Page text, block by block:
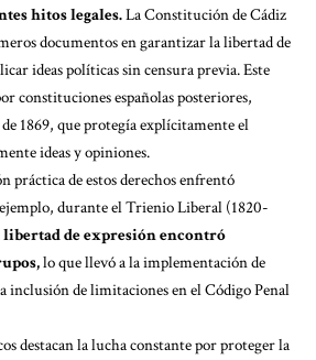
hitos legales.La Constitución de Cádiz
documentos en garantizar la libertad de
ideas políticas sin censura previa. Este
constituciones españolas posteriores,
1869, que protegía explícitamente el
ideas y opiniones.
práctica de estos derechos enfrentó
durante el Trienio Liberal (1820-
de expresión encontró
lo que llevó a la implementación de
inclusión de limitaciones en el Código Penal
destacan la lucha constante por proteger la